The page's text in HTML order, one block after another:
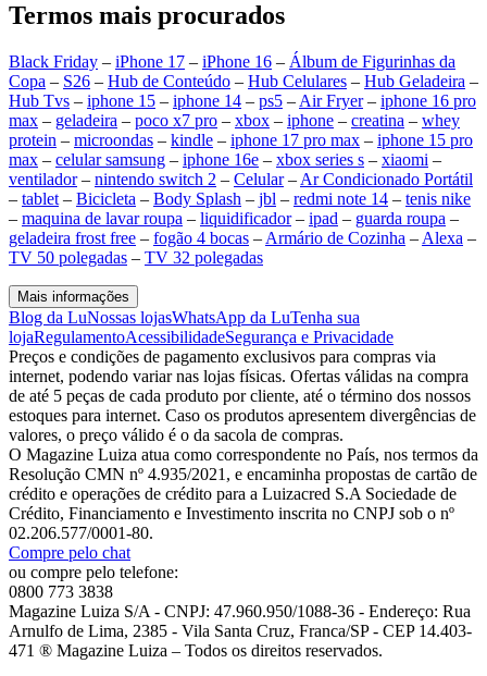
Termos mais procurados
Black Friday – iPhone 17 – iPhone 16 – Álbum de Figurinhas da
Copa – S26 – Hub de Conteúdo – Hub Celulares – Hub Geladeira –
Hub Tvs – iphone 15 – iphone 14 – ps5 – Air Fryer– iphone 16 pro
max – geladeira – poco x7 pro – xbox – iphone – creatina – whey
protein – microondas – kindle – iphone 17 pro max – iphone 15 pro
max – celular samsung – iphone 16e – xbox series s – xiaomi –
ventilador– nintendo switch 2 – Celular– Ar Condicionado Portátil
– tablet – Bicicleta – Body Splash – jbl – redmi note 14 – tenis nike
– maquina de lavar roupa – liquidificador– ipad – guarda roupa –
geladeira frost free – fogão 4 bocas – Armário de Cozinha – Alexa –
TV 50 polegadas – TV 32 polegadas
Mais informações
Blog da LuNossas lojasWhatsApp da LuTenha sua
lojaRegulamentoAcessibilidadeSegurança e Privacidade
Preços e condições de pagamento exclusivos para compras via
internet, podendo variar nas lojas físicas. Ofertas válidas na compra
de até 5 peças de cada produto por cliente, até o término dos nossos
estoques para internet. Caso os produtos apresentem divergências de
valores, o preço válido é o da sacola de compras.
O Magazine Luiza atua como correspondente no País, nos termos da
Resolução CMN nº 4.935/2021, e encaminha propostas de cartão de
crédito e operações de crédito para a Luizacred S.A Sociedade de
Crédito, Financiamento e Investimento inscrita no CNPJ sob o nº
02.206.577/0001-80.
Compre pelo chat
ou compre pelo telefone:
0800 773 3838
Magazine Luiza S/A - CNPJ: 47.960.950/1088-36 - Endereço: Rua
Arnulfo de Lima, 2385 - Vila Santa Cruz, Franca/SP - CEP 14.403-
471 ® Magazine Luiza – Todos os direitos reservados.